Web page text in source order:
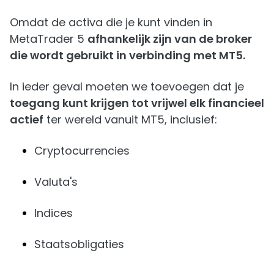
Omdat de activa die je kunt vinden in
MetaTrader 5 afhankelijk zijn van de broker
die wordt gebruikt in verbinding met MT5.
In ieder geval moeten we toevoegen dat je
toegang kunt krijgen tot vrijwel elk financieel
actief ter wereld vanuit MT5, inclusief:
Cryptocurrencies
Valuta's
Indices
Staatsobligaties